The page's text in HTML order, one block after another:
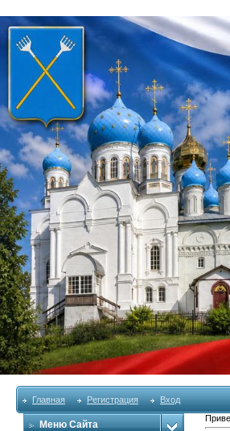
Главная Регистрация Вход
Меню Сайта